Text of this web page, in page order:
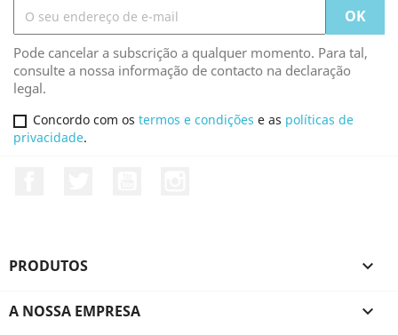
Pode cancelar a subscrição a qualquer momento. Para tal,
consulte a nossa informação de contacto na declaração
legal.
Concordo com os termos e condições e as políticas de
privacidade.
PRODUTOS 
A NOSSA EMPRESA 